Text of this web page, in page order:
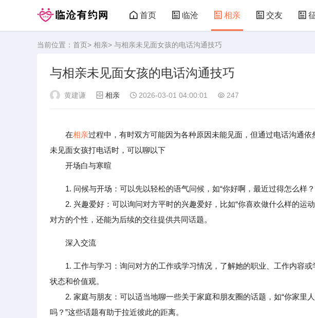
首页 临沧 相亲 交友
临沧有约网
当前位置： 首页> 相亲> 与相亲未见面女孩的电话沟通技巧
与相亲未见面女孩的电话沟通技巧
黄建谦 相亲 2026-03-01 04:00:01 247
在相亲过程中，有时双方可能因为各种原因未能见面，但通过电话沟通
未见面女孩打电话时，可以聊以下
开场白与寒暄
1. 问候与开场：可以先以轻松的语气问候，如“你好啊，最近过得怎么样
2. 兴趣爱好：可以询问对方平时的兴趣爱好，比如“你喜欢做什么样的运
对方的个性，还能为后续的交往提供共同话题。
深入交流
1. 工作与学习：询问对方的工作或学习情况，了解她的职业、工作内容
状态和价值观。
2. 家庭与朋友：可以适当地聊一些关于家庭和朋友圈的话题，如“你家里
吗？”这些话题有助于拉近彼此的距离。